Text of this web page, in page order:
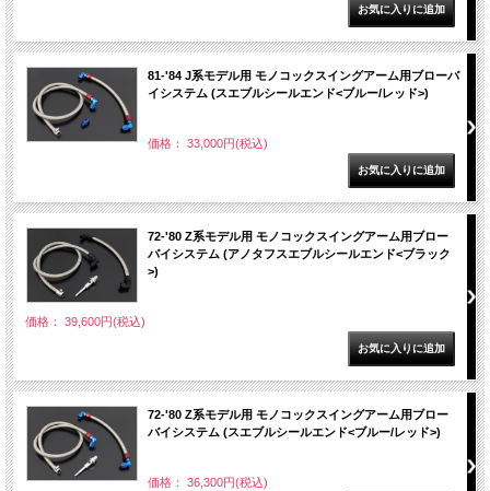
81-'84 J系モデル用 モノコックスイングアーム用ブローバ
イシステム (スエブルシールエンド<ブルー/レッド>)
価格： 33,000円(税込)
72-'80 Z系モデル用 モノコックスイングアーム用ブロー
バイシステム (アノタフスエブルシールエンド<ブラック
>)
価格： 39,600円(税込)
72-'80 Z系モデル用 モノコックスイングアーム用ブロー
バイシステム (スエブルシールエンド<ブルー/レッド>)
価格： 36,300円(税込)